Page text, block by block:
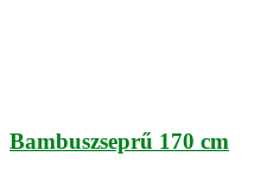
Bambuszseprű 170 cm